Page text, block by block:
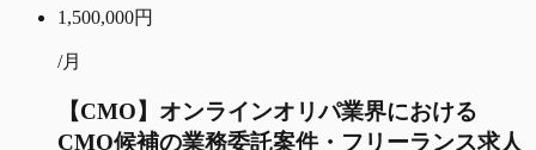
1,500,000円
/月
【CMO】オンラインオリパ業界における
CMO候補の業務委託案件・フリーランス求人